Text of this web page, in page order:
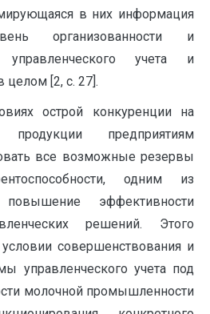
в них информация
организованности и
управленческого учета и
целом [2, с. 27].
острой конкуренции на
предприятиям
все возможные резервы
одним из
эффективности
решений. Этого
совершенствования и
управленческого учета под
молочной промышленности